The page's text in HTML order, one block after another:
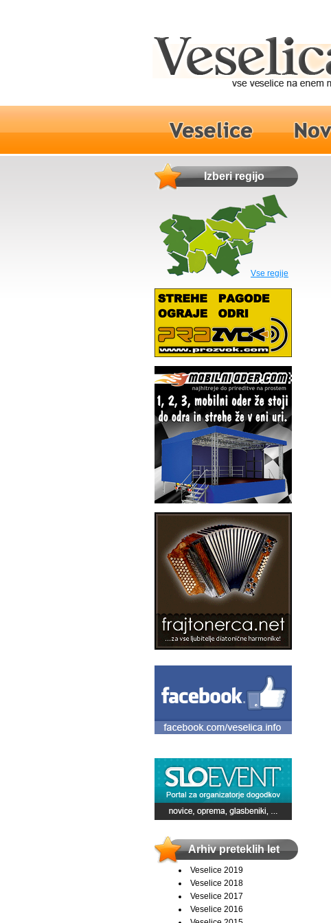
Izberi regijo
Vse regije
Arhiv preteklih let
Veselice 2019
Veselice 2018
Veselice 2017
Veselice 2016